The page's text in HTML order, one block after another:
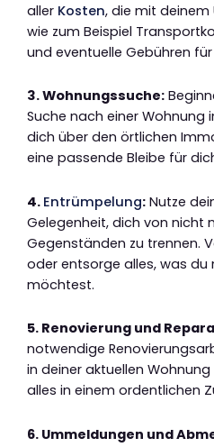
aller Kosten, die mit deinem
wie zum Beispiel
und eventuelle Gebühren
3. Wohnungssuche:
Suche nach einer Wohnung
dich über den örtlichen
eine passende Bleibe für
4. Entrümpelung: Nutze
Gelegenheit, dich von nicht
Gegenständen zu trennen.
oder entsorge alles, was
möchtest.
5. Renovierung und
notwendige
in deiner aktuellen
alles in einem ordentlichen
6. Ummeldungen und